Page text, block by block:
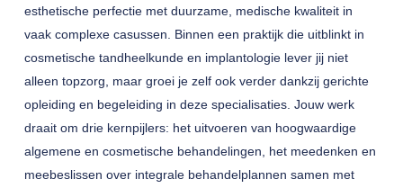
esthetische perfectie met duurzame, medische kwaliteit in
vaak complexe casussen. Binnen een praktijk die uitblinkt in
cosmetische tandheelkunde en implantologie lever jij niet
alleen topzorg, maar groei je zelf ook verder dankzij gerichte
opleiding en begeleiding in deze specialisaties. Jouw werk
draait om drie kernpijlers: het uitvoeren van hoogwaardige
algemene en cosmetische behandelingen, het meedenken en
meebeslissen over integrale behandelplannen samen met